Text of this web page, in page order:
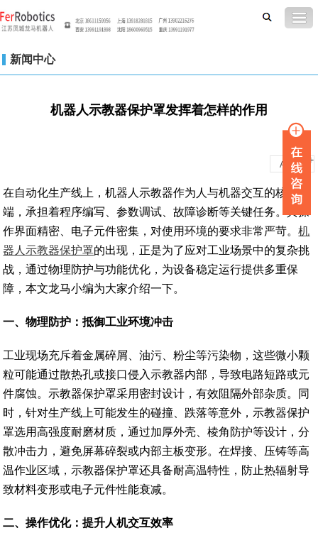
新闻中心
机器人示教器保护罩发挥着怎样的作用
A A +
在自动化生产线上，机器人示教器作为人与机器交互的核心终
端，承担着程序编写、参数调试、故障诊断等关键任务。其操
作界面精密、电子元件密集，对使用环境的要求非常严苛。机
器人示教器保护罩的出现，正是为了应对工业场景中的复杂挑
战，通过物理防护与功能优化，为设备稳定运行提供多重保
障，本文龙马小编为大家介绍一下。
一、物理防护：抵御工业环境冲击
工业现场充斥着金属碎屑、油污、粉尘等污染物，这些微小颗
粒可能通过散热孔或接口侵入示教器内部，导致电路短路或元
件腐蚀。示教器保护罩采用密封设计，有效阻隔外部杂质。同
时，针对生产线上可能发生的碰撞、跌落等意外，示教器保护
罩选用高强度耐磨材质，通过加厚外壳、棱角防护等设计，分
散冲击力，避免屏幕碎裂或内部主板变形。在焊接、压铸等高
温作业区域，示教器保护罩还具备耐高温特性，防止热辐射导
致材料变形或电子元件性能衰减。
二、操作优化：提升人机交互效率